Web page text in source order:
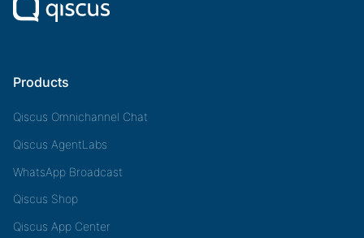
Products
Qiscus Omnichannel Chat
Qiscus AgentLabs
WhatsApp Broadcast
Qiscus Shop
Qiscus App Center